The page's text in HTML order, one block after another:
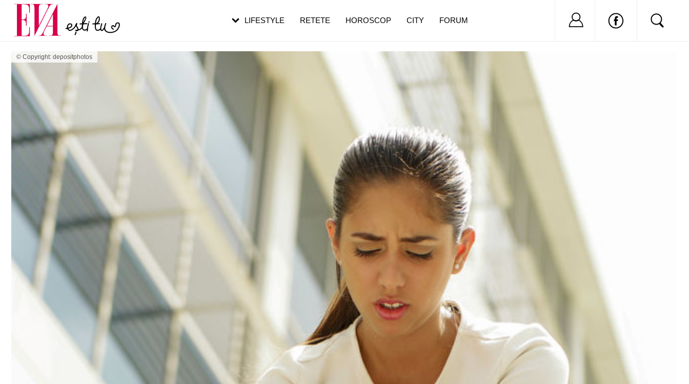
© Copyright: depositphotos
LIFESTYLE RETETE HOROSCOP CITY FORUM Nu ai cont?
Carieră
Actualitate
pe măsură ce înaintezi în vârstă